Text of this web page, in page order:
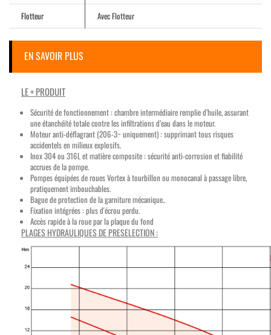
Flotteur
Avec Flotteur
EN SAVOIR PLUS
LE + PRODUIT
Sécurité de fonctionnement : chambre intermédiaire remplie d’huile, assurant
une étanchéité totale contre les infiltrations d’eau dans le moteur.
Moteur anti-déflagrant (206-3~ uniquement) : supprimant tous risques
accidentels en milieux explosifs.
Inox 304 ou 316L et matière composite : sécurité anti-corrosion et fiabilité
accrues de la pompe.
Pompes équipées de roues Vortex à tourbillon ou monocanal à passage libre,
pratiquement imbouchables.
Bague de protection de la garniture mécanique..
Fixation intégrées : plus d'écrou perdu.
Accès rapide à la roue par la plaque du fond
PLAGES HYDRAULIQUES DE PRESELECTION :